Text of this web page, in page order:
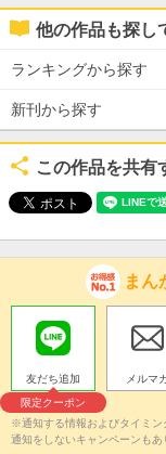
他の作品も探し
ランキングから探す
新刊から探す
この作品を共有
まん
友だち追加
限定クーポン
メルマ
※通知する情報およびタイミ
通知をしないキャンペーンもあ